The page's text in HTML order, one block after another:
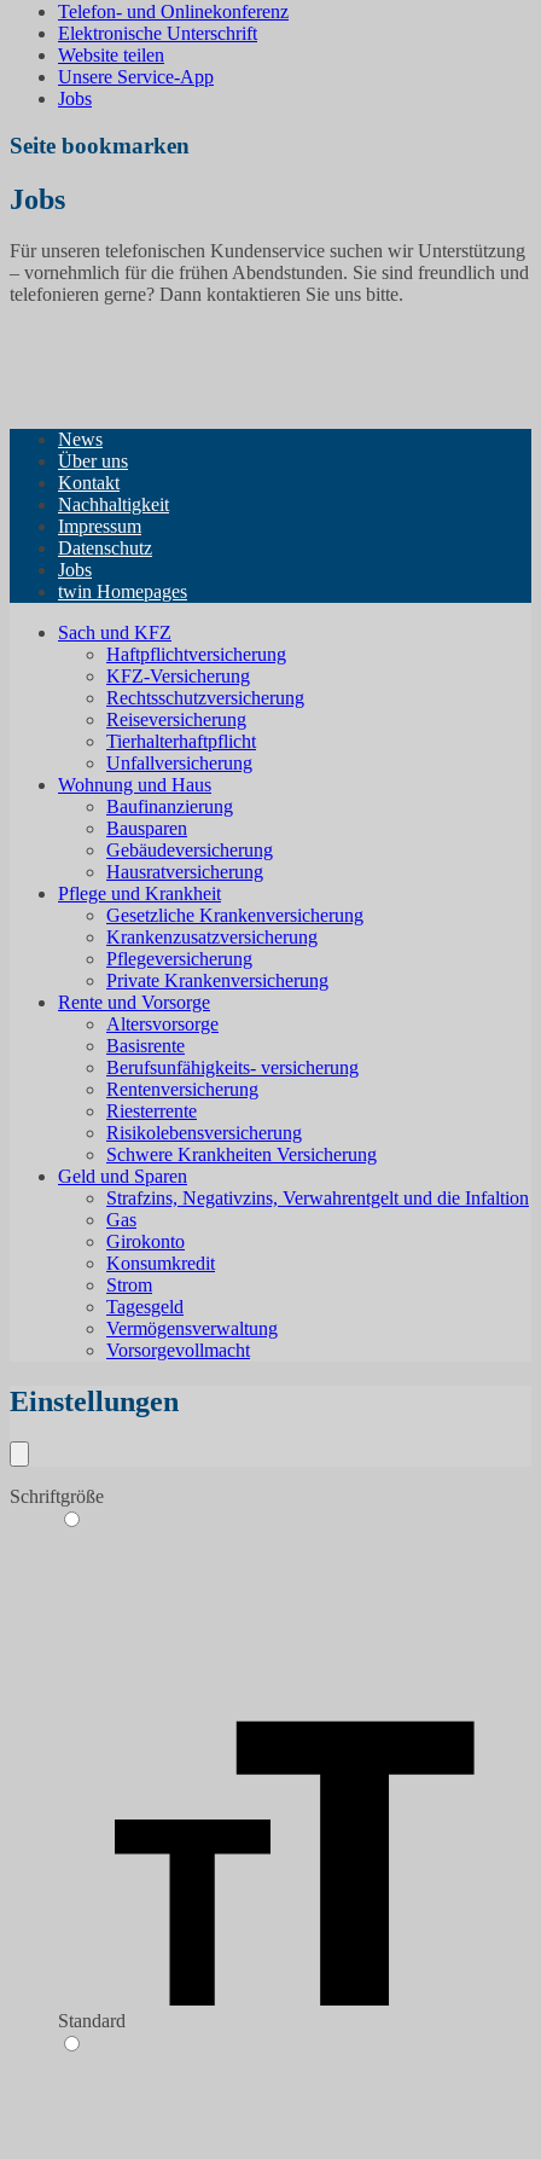
Telefon- und Onlinekonferenz
Elektronische Unterschrift
Website teilen
Unsere Service-App
Jobs
Seite bookmarken
Jobs
Für unseren telefonischen Kundenservice suchen wir Unterstützung
– vornehmlich für die frühen Abendstunden. Sie sind freundlich und
telefonieren gerne? Dann kontaktieren Sie uns bitte.
News
Über uns
Kontakt
Nachhaltigkeit
Impressum
Datenschutz
Jobs
twin Homepages
Sach und KFZ
Haftpflichtversicherung
KFZ-Versicherung
Rechtsschutzversicherung
Reiseversicherung
Tierhalterhaftpflicht
Unfallversicherung
Wohnung und Haus
Baufinanzierung
Bausparen
Gebäudeversicherung
Hausratversicherung
Pflege und Krankheit
Gesetzliche Krankenversicherung
Krankenzusatzversicherung
Pflegeversicherung
Private Krankenversicherung
Rente und Vorsorge
Altersvorsorge
Basisrente
Berufsunfähigkeits- versicherung
Rentenversicherung
Riesterrente
Risikolebensversicherung
Schwere Krankheiten Versicherung
Geld und Sparen
Strafzins, Negativzins, Verwahrentgelt und die Infaltion
Gas
Girokonto
Konsumkredit
Strom
Tagesgeld
Vermögensverwaltung
Vorsorgevollmacht
Einstellungen
Schriftgröße
Standard